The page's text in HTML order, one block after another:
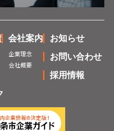
会社案内
企業理念
会社概要
お知らせ
お問い合わせ
採用情報